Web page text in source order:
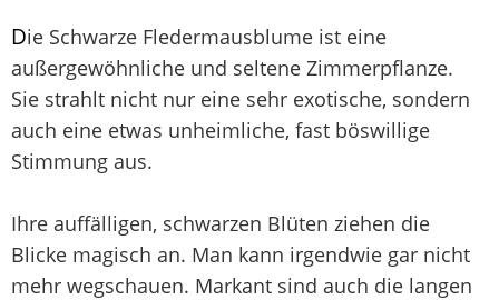
Die Schwarze Fledermausblume ist eine
außergewöhnliche und seltene Zimmerpflanze.
Sie strahlt nicht nur eine sehr exotische, sondern
auch eine etwas unheimliche, fast böswillige
Stimmung aus.
Ihre auffälligen, schwarzen Blüten ziehen die
Blicke magisch an. Man kann irgendwie gar nicht
mehr wegschauen. Markant sind auch die langen